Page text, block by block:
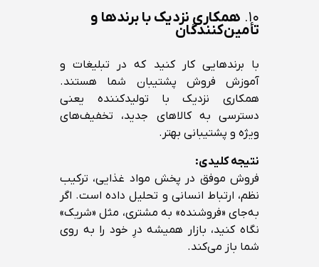
۱۰. همکاری نزدیک با برندها و
تأمین‌کنندگان
با برندهایی کار کنید که در تبلیغات و
آموزش فروش پشتیبان شما هستند.
همکاری نزدیک با تولیدکننده یعنی
دسترسی به کالاهای جدید، تخفیف‌های
ویژه و پشتیبانی بهتر.
نتیجه کلیدی:
فروش موفق در پخش مواد غذایی، ترکیب
نظم، ارتباط انسانی و تحلیل داده است. اگر
به‌جای «فروشنده» به مشتری، مثل «شریک»
نگاه کنید، بازار همیشه درِ خود را به روی
شما باز می‌کند.